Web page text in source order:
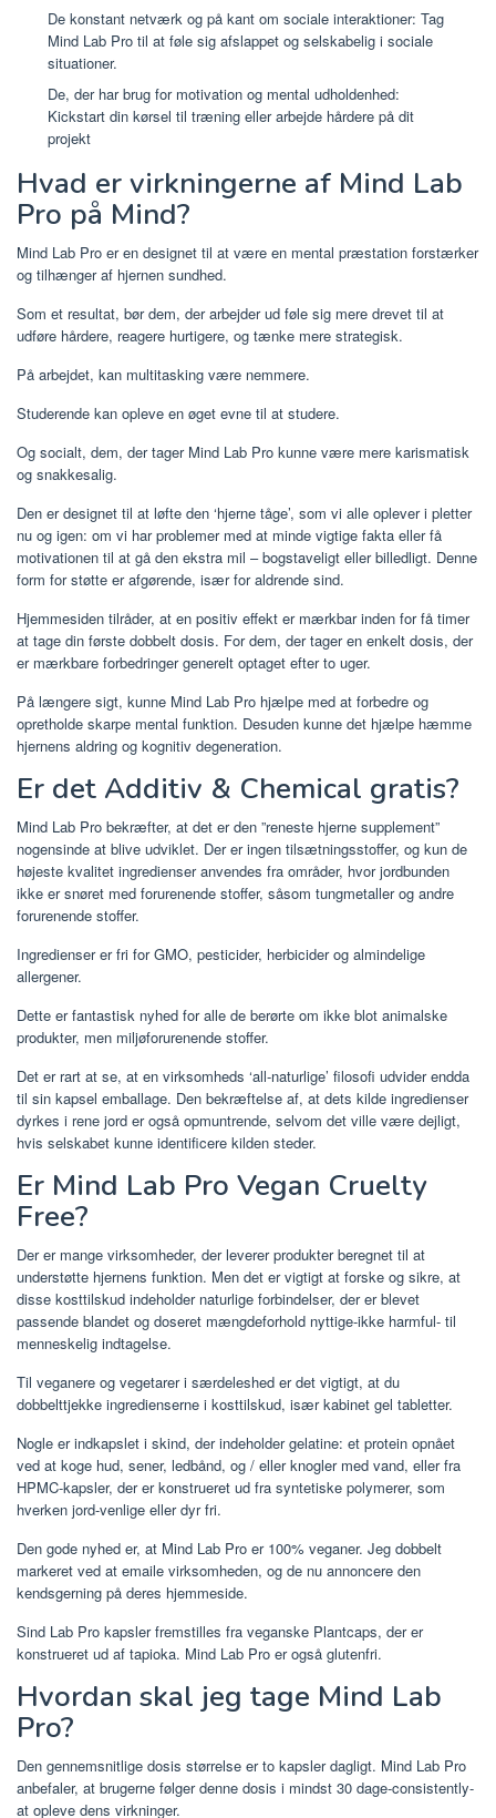
De konstant netværk og på kant om sociale interaktioner: Tag
Mind Lab Pro til at føle sig afslappet og selskabelig i sociale
situationer.
De, der har brug for motivation og mental udholdenhed:
Kickstart din kørsel til træning eller arbejde hårdere på dit
projekt
Hvad er virkningerne af Mind Lab
Pro på Mind?
Mind Lab Pro er en designet til at være en mental præstation forstærker
og tilhænger af hjernen sundhed.
Som et resultat, bør dem, der arbejder ud føle sig mere drevet til at
udføre hårdere, reagere hurtigere, og tænke mere strategisk.
På arbejdet, kan multitasking være nemmere.
Studerende kan opleve en øget evne til at studere.
Og socialt, dem, der tager Mind Lab Pro kunne være mere karismatisk
og snakkesalig.
Den er designet til at løfte den ‘hjerne tåge’, som vi alle oplever i pletter
nu og igen: om vi har problemer med at minde vigtige fakta eller få
motivationen til at gå den ekstra mil – bogstaveligt eller billedligt. Denne
form for støtte er afgørende, især for aldrende sind.
Hjemmesiden tilråder, at en positiv effekt er mærkbar inden for få timer
at tage din første dobbelt dosis. For dem, der tager en enkelt dosis, der
er mærkbare forbedringer generelt optaget efter to uger.
På længere sigt, kunne Mind Lab Pro hjælpe med at forbedre og
opretholde skarpe mental funktion. Desuden kunne det hjælpe hæmme
hjernens aldring og kognitiv degeneration.
Er det Additiv & Chemical gratis?
Mind Lab Pro bekræfter, at det er den ”reneste hjerne supplement”
nogensinde at blive udviklet. Der er ingen tilsætningsstoffer, og kun de
højeste kvalitet ingredienser anvendes fra områder, hvor jordbunden
ikke er snøret med forurenende stoffer, såsom tungmetaller og andre
forurenende stoffer.
Ingredienser er fri for GMO, pesticider, herbicider og almindelige
allergener.
Dette er fantastisk nyhed for alle de berørte om ikke blot animalske
produkter, men miljøforurenende stoffer.
Det er rart at se, at en virksomheds ‘all-naturlige’ filosofi udvider endda
til sin kapsel emballage. Den bekræftelse af, at dets kilde ingredienser
dyrkes i rene jord er også opmuntrende, selvom det ville være dejligt,
hvis selskabet kunne identificere kilden steder.
Er Mind Lab Pro Vegan Cruelty
Free?
Der er mange virksomheder, der leverer produkter beregnet til at
understøtte hjernens funktion. Men det er vigtigt at forske og sikre, at
disse kosttilskud indeholder naturlige forbindelser, der er blevet
passende blandet og doseret mængdeforhold nyttige-ikke harmful- til
menneskelig indtagelse.
Til veganere og vegetarer i særdeleshed er det vigtigt, at du
dobbelttjekke ingredienserne i kosttilskud, især kabinet gel tabletter.
Nogle er indkapslet i skind, der indeholder gelatine: et protein opnået
ved at koge hud, sener, ledbånd, og / eller knogler med vand, eller fra
HPMC-kapsler, der er konstrueret ud fra syntetiske polymerer, som
hverken jord-venlige eller dyr fri.
Den gode nyhed er, at Mind Lab Pro er 100% veganer. Jeg dobbelt
markeret ved at emaile virksomheden, og de nu annoncere den
kendsgerning på deres hjemmeside.
Sind Lab Pro kapsler fremstilles fra veganske Plantcaps, der er
konstrueret ud af tapioka. Mind Lab Pro er også glutenfri.
Hvordan skal jeg tage Mind Lab
Pro?
Den gennemsnitlige dosis størrelse er to kapsler dagligt. Mind Lab Pro
anbefaler, at brugerne følger denne dosis i mindst 30 dage-consistently-
at opleve dens virkninger.